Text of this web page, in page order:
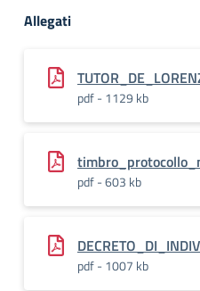
Allegati
pdf - 1129 kb
pdf - 603 kb
pdf - 1007 kb